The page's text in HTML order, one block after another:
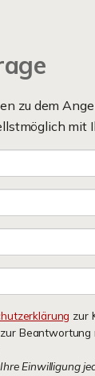
zu dem
mit
zur
Einwilligung